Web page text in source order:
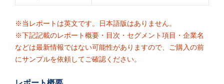
※当レポートは英文です。日本語版はありません。
※下記記載のレポート概要・目次・セグメント項目・企業名
などは最新情報ではない可能性がありますので、ご購入の前
にサンプルを依頼してご確認ください。